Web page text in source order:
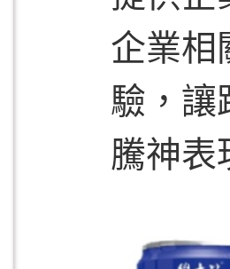
企業相
驗，讓
騰神表